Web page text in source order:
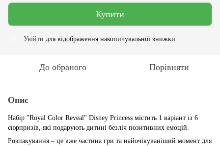
Купити
Увійти для відображення накопичувальної знижки
До обраного Порівняти
Опис
Набір "Royal Color Reveal" Disney Princess містить 1 варіант із 6
сюрпризів, які подарують дитині безліч позитивних емоцій.
Розпакування – це вже частина гри та найочікуваніший момент для